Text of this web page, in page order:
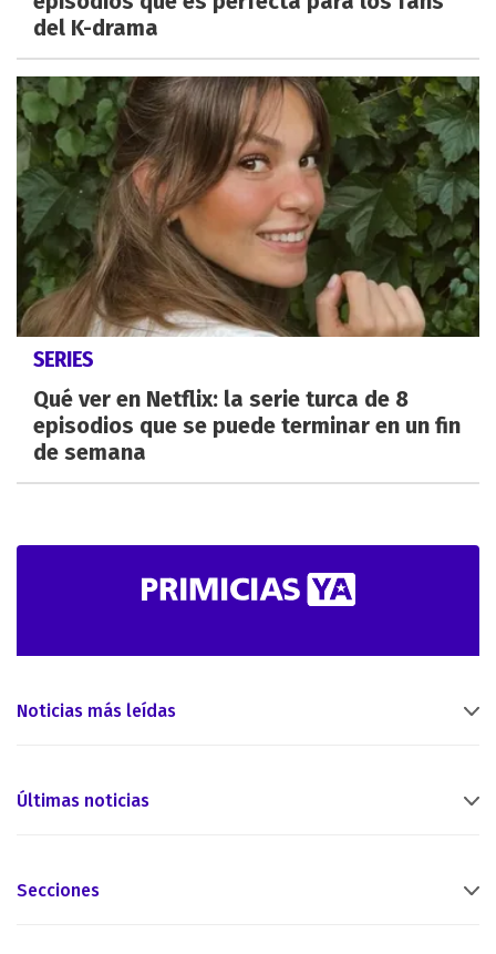
del K-drama
SERIES
Qué ver en Netflix: la serie turca de 8
episodios que se puede terminar en un fin
de semana
Noticias más leídas
Últimas noticias
Secciones